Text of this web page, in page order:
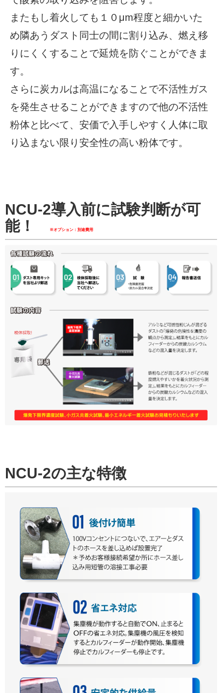
またもし着火しても１０μm程度と細かいた
め隣あうダスト同士の間に割り込み、燃え移
りにくくすることで延焼を防ぐことができま
す。
さらに炭カルは高温になることで不活性ガス
を発生させることができますので他の不活性
粉体と比べて、安価で入手しやすく人体に取
り込まない限り安全性の高い粉体です。
NCU-2導入前に試験判断が可
能！
※オプション：別途費用
NCU-2の主な特徴